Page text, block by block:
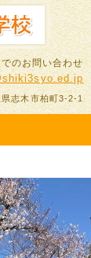
のお問い合わせ
志木市柏町3-2-1